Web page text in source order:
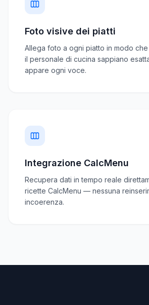
Foto visive dei piatti
Allega foto a ogni piatto in modo
il personale di cucina sappiano
appare ogni voce.
Integrazione CalcMenu
Recupera dati in tempo reale
ricette CalcMenu — nessuna
incoerenza.